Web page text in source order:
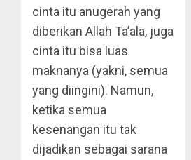
cinta itu anugerah yang
diberikan Allah Ta’ala, juga
cinta itu bisa luas
maknanya (yakni, semua
yang diingini). Namun,
ketika semua
kesenangan itu tak
dijadikan sebagai sarana